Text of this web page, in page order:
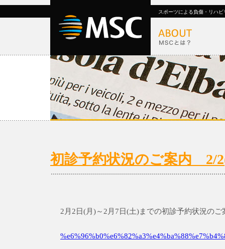
スポーツによる負傷・リハ
初診予約状況のご案内 2/
2月2日(月)～2月7日(土)までの初診予約状況のご